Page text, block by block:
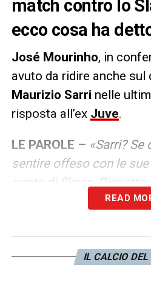
match contro lo
ecco cosa ha
José Mourinho, in
avuto da ridire anche
Maurizio Sarri nelle
risposta all’ex Juve.
LE PAROLE – «Sarri? Se
sentire offeso con le
gente di Slavia. Rispetto
avversari, lo Slavia è
pensare le partite.
allenatore che ha vinto
READ
IL CALCIO DEL